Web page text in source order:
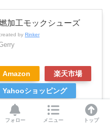
加工モックシューズ
by Rinker
Amazon 楽天市場
Yahooショッピング
フォロー メニュー トップ